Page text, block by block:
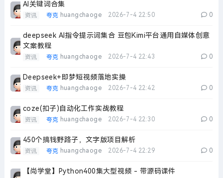
AI关键词合集
资讯 夸克 huangchaoge 2026-7-4 22:50 0
deepseek AI指令提示词集合 豆包Kimi平台通用自媒体创意
文案教程
资讯 夸克 huangchaoge 2026-7-4 22:43 0
Deepseek+即梦短视频落地实操
资讯 夸克 huangchaoge 2026-7-4 22:42 0
coze(扣子)自动化工作实战教程
资讯 夸克 huangchaoge 2026-7-4 22:30 0
450个搞钱野路子，文字版项目解析
资讯 夸克 huangchaoge 2026-7-4 22:29 0
【尚学堂】Python400集大型视频 - 带源码课件